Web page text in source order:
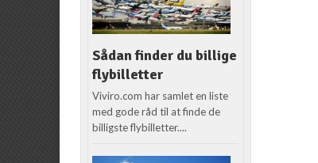
Sådan finder du billige
flybilletter
Viviro.com har samlet en liste
med gode råd til at finde de
billigste flybilletter....